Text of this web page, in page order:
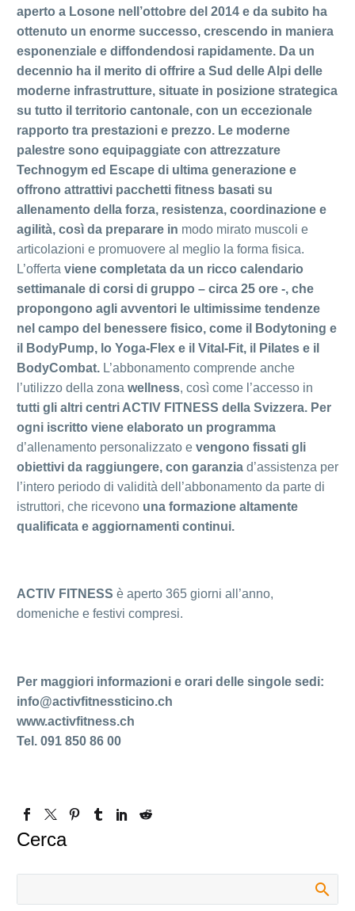
aperto a Losone nell’ottobre del 2014 e da subito ha
ottenuto un enorme successo, crescendo in maniera
esponenziale e diffondendosi rapidamente. Da un
decennio ha il merito di offrire a Sud delle Alpi delle
moderne infrastrutture, situate in posizione strategica
su tutto il territorio cantonale, con un eccezionale
rapporto tra prestazioni e prezzo. Le moderne
palestre sono equipaggiate con attrezzature
Technogym ed Escape di ultima generazione e
offrono attrattivi pacchetti fitness basati su
allenamento della forza, resistenza, coordinazione e
agilità, così da preparare in modo mirato muscoli e
articolazioni e promuovere al meglio la forma fisica.
L’offerta viene completata da un ricco calendario
settimanale di corsi di gruppo – circa 25 ore -, che
propongono agli avventori le ultimissime tendenze
nel campo del benessere fisico, come il Bodytoning e
il BodyPump, lo Yoga-Flex e il Vital-Fit, il Pilates e il
BodyCombat. L’abbonamento comprende anche
l’utilizzo della zona wellness, così come l’accesso in
tutti gli altri centri ACTIV FITNESS della Svizzera. Per
ogni iscritto viene elaborato un programma
d’allenamento personalizzato e vengono fissati gli
obiettivi da raggiungere, con garanzia d’assistenza per
l’intero periodo di validità dell’abbonamento da parte di
istruttori, che ricevono una formazione altamente
qualificata e aggiornamenti continui.
ACTIV FITNESS è aperto 365 giorni all’anno,
domeniche e festivi compresi.
Per maggiori informazioni e orari delle singole sedi:
info@activfitnessticino.ch
www.activfitness.ch
Tel. 091 850 86 00
Cerca